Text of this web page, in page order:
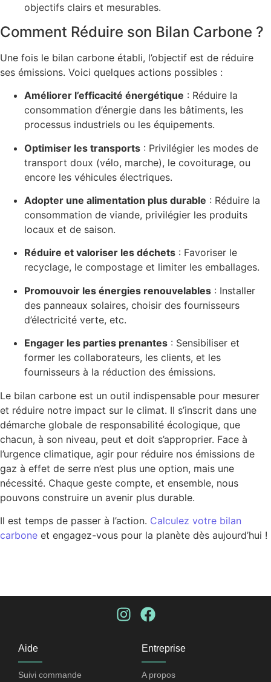
objectifs clairs et mesurables.
Comment Réduire son Bilan Carbone ?
Une fois le bilan carbone établi, l’objectif est de réduire
ses émissions. Voici quelques actions possibles :
Améliorer l’efficacité énergétique : Réduire la
consommation d’énergie dans les bâtiments, les
processus industriels ou les équipements.
Optimiser les transports : Privilégier les modes de
transport doux (vélo, marche), le covoiturage, ou
encore les véhicules électriques.
Adopter une alimentation plus durable : Réduire la
consommation de viande, privilégier les produits
locaux et de saison.
Réduire et valoriser les déchets : Favoriser le
recyclage, le compostage et limiter les emballages.
Promouvoir les énergies renouvelables : Installer
des panneaux solaires, choisir des fournisseurs
d’électricité verte, etc.
Engager les parties prenantes : Sensibiliser et
former les collaborateurs, les clients, et les
fournisseurs à la réduction des émissions.
Le bilan carbone est un outil indispensable pour mesurer
et réduire notre impact sur le climat. Il s’inscrit dans une
démarche globale de responsabilité écologique, que
chacun, à son niveau, peut et doit s’approprier. Face à
l’urgence climatique, agir pour réduire nos émissions de
gaz à effet de serre n’est plus une option, mais une
nécessité. Chaque geste compte, et ensemble, nous
pouvons construire un avenir plus durable.
Il est temps de passer à l’action. Calculez votre bilan
carbone et engagez-vous pour la planète dès aujourd’hui !
Aide
Suivi commande​
Entreprise
A propos​